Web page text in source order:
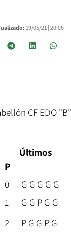
19/05/21 | 20:06
CF EDO
Últimos
P
0
G G G G G
1
G G P G G
2 P G G P G